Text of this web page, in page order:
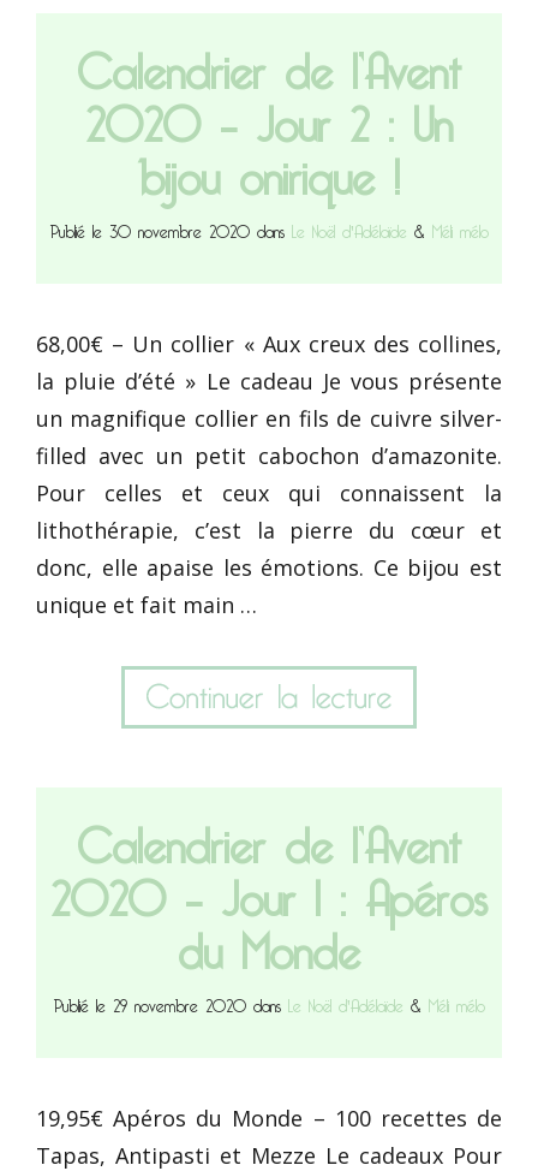
Calendrier de l’Avent
2020 – Jour 2 : Un
bijou onirique !
Publié le 30 novembre 2020 dansLe Noël d'Adélaïde & Méli mélo
68,00€ – Un collier « Aux creux des collines,
la pluie d’été » Le cadeau Je vous présente
un magnifique collier en fils de cuivre silver-
filled avec un petit cabochon d’amazonite.
Pour celles et ceux qui connaissent la
lithothérapie, c’est la pierre du cœur et
donc, elle apaise les émotions. Ce bijou est
unique et fait main …
Calendrier de l’Avent
2020 – Jour 1 : Apéros
du Monde
Publié le 29 novembre 2020 dansLe Noël d'Adélaïde & Méli mélo
19,95€ Apéros du Monde – 100 recettes de
Tapas, Antipasti et Mezze Le cadeaux Pour